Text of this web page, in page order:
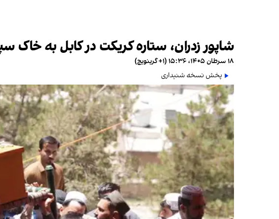
شاپور زدران، ستاره کریکت در کابل به خاک
۱۸ سرطان ۱۴۰۵، ۱۵:۳۶ (‎+۱ گرینویچ)
پخش نسخه شنیداری